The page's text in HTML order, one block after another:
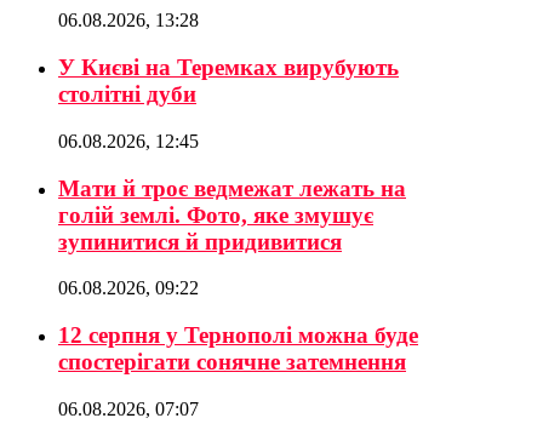
06.08.2026, 13:28
У Києві на Теремках вирубують
столітні дуби
06.08.2026, 12:45
Мати й троє ведмежат лежать на
голій землі. Фото, яке змушує
зупинитися й придивитися
06.08.2026, 09:22
12 серпня у Тернополі можна буде
спостерігати сонячне затемнення
06.08.2026, 07:07